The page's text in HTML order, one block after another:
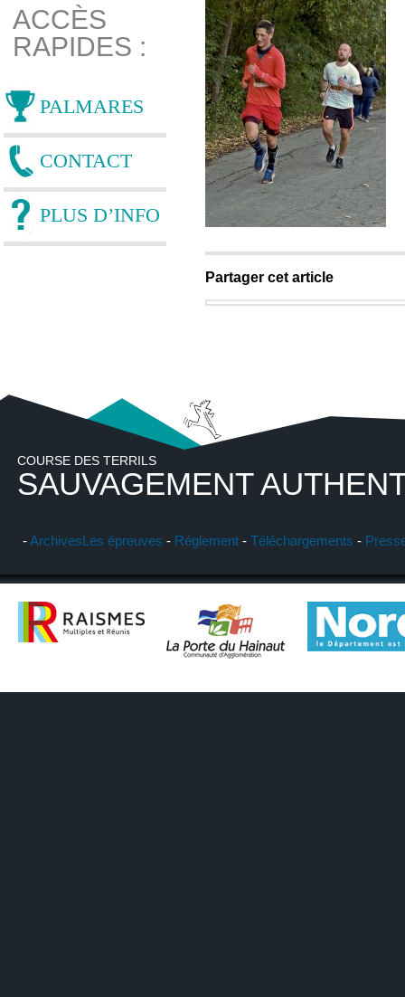
ACCÈS
RAPIDES :
PALMARES
CONTACT
PLUS D’INFO
Partager cet article
COURSE DES TERRILS
SAUVAGEMENT
-ArchivesLes épreuves - Réglement - Téléchargements -